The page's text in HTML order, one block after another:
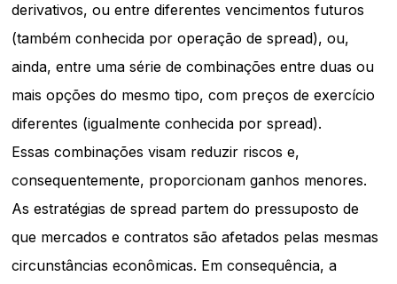
derivativos, ou entre diferentes vencimentos futuros
(também conhecida por operação de spread), ou,
ainda, entre uma série de combinações entre duas ou
mais opções do mesmo tipo, com preços de exercício
diferentes (igualmente conhecida por spread).
Essas combinações visam reduzir riscos e,
consequentemente, proporcionam ganhos menores.
As estratégias de spread partem do pressuposto de
que mercados e contratos são afetados pelas mesmas
circunstâncias econômicas. Em consequência, a